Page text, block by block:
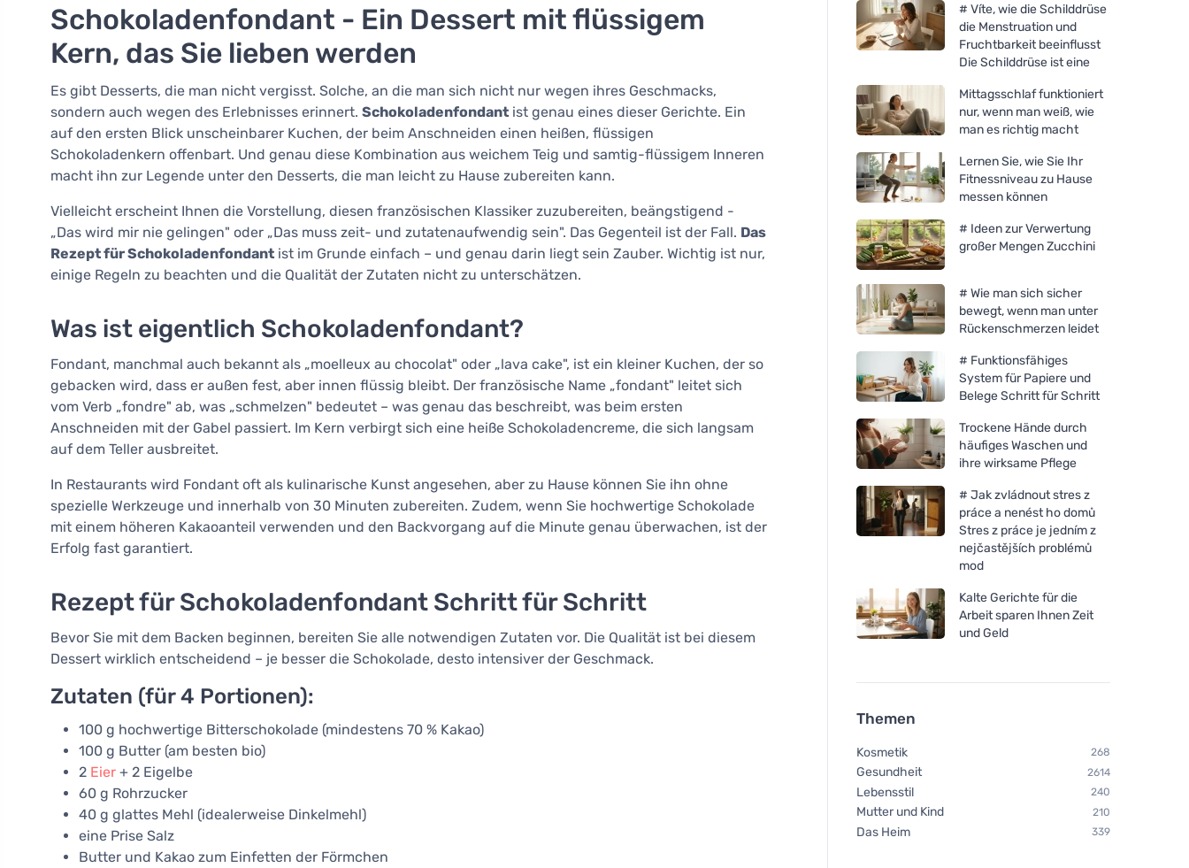
Schokoladenfondant - Ein Dessert mit flüssigem
Kern, das Sie lieben werden
Es gibt Desserts, die man nicht vergisst. Solche, an die man sich nicht nur wegen ihres Geschmacks,
sondern auch wegen des Erlebnisses erinnert. Schokoladenfondant ist genau eines dieser Gerichte. Ein
auf den ersten Blick unscheinbarer Kuchen, der beim Anschneiden einen heißen, flüssigen
Schokoladenkern offenbart. Und genau diese Kombination aus weichem Teig und samtig-flüssigem Inneren
macht ihn zur Legende unter den Desserts, die man leicht zu Hause zubereiten kann.
Vielleicht erscheint Ihnen die Vorstellung, diesen französischen Klassiker zuzubereiten, beängstigend -
„Das wird mir nie gelingen" oder „Das muss zeit- und zutatenaufwendig sein". Das Gegenteil ist der Fall. Das
Rezept für Schokoladenfondant ist im Grunde einfach – und genau darin liegt sein Zauber. Wichtig ist nur,
einige Regeln zu beachten und die Qualität der Zutaten nicht zu unterschätzen.
Was ist eigentlich Schokoladenfondant?
Fondant, manchmal auch bekannt als „moelleux au chocolat" oder „lava cake", ist ein kleiner Kuchen, der so
gebacken wird, dass er außen fest, aber innen flüssig bleibt. Der französische Name „fondant" leitet sich
vom Verb „fondre" ab, was „schmelzen" bedeutet – was genau das beschreibt, was beim ersten
Anschneiden mit der Gabel passiert. Im Kern verbirgt sich eine heiße Schokoladencreme, die sich langsam
auf dem Teller ausbreitet.
In Restaurants wird Fondant oft als kulinarische Kunst angesehen, aber zu Hause können Sie ihn ohne
spezielle Werkzeuge und innerhalb von 30 Minuten zubereiten. Zudem, wenn Sie hochwertige Schokolade
mit einem höheren Kakaoanteil verwenden und den Backvorgang auf die Minute genau überwachen, ist der
Erfolg fast garantiert.
Rezept für Schokoladenfondant Schritt für Schritt
Bevor Sie mit dem Backen beginnen, bereiten Sie alle notwendigen Zutaten vor. Die Qualität ist bei diesem
Dessert wirklich entscheidend – je besser die Schokolade, desto intensiver der Geschmack.
Zutaten (für 4 Portionen):
100 g hochwertige Bitterschokolade (mindestens 70 % Kakao)
100 g Butter (am besten bio)
2 Eier + 2 Eigelbe
60 g Rohrzucker
40 g glattes Mehl (idealerweise Dinkelmehl)
eine Prise Salz
Butter und Kakao zum Einfetten der Förmchen
# Víte, wie die Schilddrüse
die Menstruation und
Fruchtbarkeit beeinflusst
Die Schilddrüse ist eine
Mittagsschlaf funktioniert
nur, wenn man weiß, wie
man es richtig macht
Lernen Sie, wie Sie Ihr
Fitnessniveau zu Hause
messen können
# Ideen zur Verwertung
großer Mengen Zucchini
# Wie man sich sicher
bewegt, wenn man unter
Rückenschmerzen leidet
# Funktionsfähiges
System für Papiere und
Belege Schritt für Schritt
Trockene Hände durch
häufiges Waschen und
ihre wirksame Pflege
# Jak zvládnout stres z
práce a nenést ho domů
Stres z práce je jedním z
nejčastějších problémů
mod
Kalte Gerichte für die
Arbeit sparen Ihnen Zeit
und Geld
Themen
Kosmetik 268
Gesundheit 2614
Lebensstil 240
Mutter und Kind 210
Das Heim 339